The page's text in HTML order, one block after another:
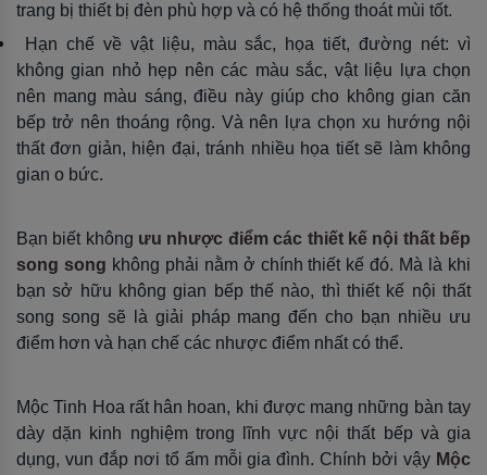
trang bị thiết bị đèn phù hợp và có hệ thống thoát mùi tốt.
Hạn chế về vật liệu, màu sắc, họa tiết, đường nét: vì
không gian nhỏ hẹp nên các màu sắc, vật liệu lựa chọn
nên mang màu sáng, điều này giúp cho không gian căn
bếp trở nên thoáng rộng. Và nên lựa chọn xu hướng nội
thất đơn giản, hiện đại, tránh nhiều họa tiết sẽ làm không
gian o bức.
Bạn biết không ưu nhược điểm các thiết kế nội thất bếp
song song không phải nằm ở chính thiết kế đó. Mà là khi
bạn sở hữu không gian bếp thế nào, thì thiết kế nội thất
song song sẽ là giải pháp mang đến cho bạn nhiều ưu
điểm hơn và hạn chế các nhược điểm nhất có thể.
Mộc Tinh Hoa rất hân hoan, khi được mang những bàn tay
dày dặn kinh nghiệm trong lĩnh vực nội thất bếp và gia
dụng, vun đắp nơi tổ ấm mỗi gia đình. Chính bởi vậy Mộc